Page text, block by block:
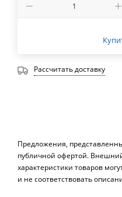
Рассчитать доставку
Предложения,
публичной офертой.
характеристики товаров
и не соответствовать